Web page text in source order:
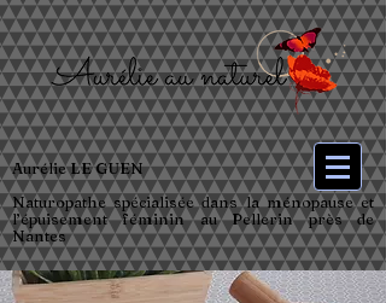
Aurélie LE GUEN
Naturopathe spécialisée dans la ménopause et
l’épuisement féminin au Pellerin près de
Nantes